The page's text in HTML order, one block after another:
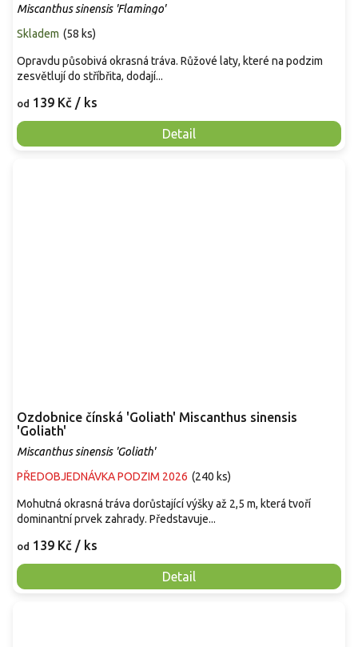
Miscanthus sinensis 'Flamingo'
Skladem (58 ks)
od 139 Kč / ks
Detail
Opravdu působivá okrasná tráva. Růžové laty, které na podzim
zesvětlují do stříbřita, dodají...
Ozdobnice čínská 'Goliath' Miscanthus sinensis
'Goliath'
Miscanthus sinensis 'Goliath'
PŘEDOBJEDNÁVKA PODZIM 2026 (240 ks)
od 139 Kč / ks
Detail
Mohutná okrasná tráva dorůstající výšky až 2,5 m, která tvoří
dominantní prvek zahrady. Představuje...